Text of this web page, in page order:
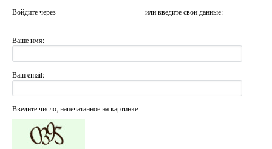
Войдите через или введите свои данные:
Ваше имя:
Ваш email:
Введите число, напечатанное на картинке